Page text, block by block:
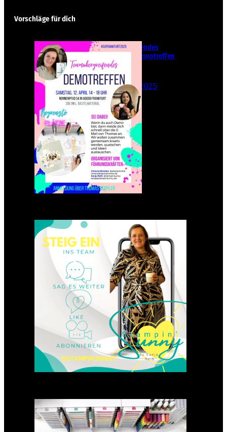
Vorschläge für dich
Teamübergreifendes
Stampin‘ Up! Demotreffen
– Sei dabei!
26. Februar 2025
Einsteigen 2025 im Team
Stampin‘ Sunny
23. Januar 2025
GANZ NEU: Scrapbooking
Club 2025